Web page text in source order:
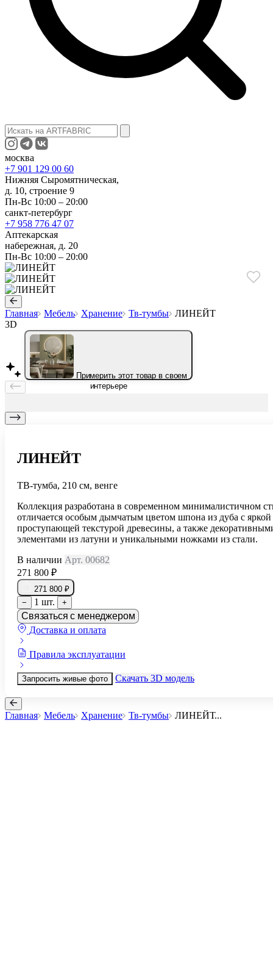
москва
+7 901 129 00 60
Нижняя Сыромятническая,
д. 10, строение 9
Пн-Вс 10:00 – 20:00
санкт-петербург
+7 958 776 47 07
Аптекарская
набережная, д. 20
Пн-Вс 10:00 – 20:00
Главная Мебель Хранение Тв-тумбы ЛИНЕЙТ
3D
Примерить этот товар в своем
интерьере
ЛИНЕЙТ
ТВ-тумба, 210 см, венге
Коллекция разработана в современном минималистичном
отличается особым дымчатым цветом шпона из дуба с яркой
проступающей текстурой древесины, а также
элементами из латуни и уникальными ножками из стали.
В наличии Арт. 00682
271 800 ₽
271 800 ₽
−
1 шт. +
Связаться с менеджером
Доставка и оплата
Правила эксплуатации
Запросить живые фото Скачать 3D модель
Главная Мебель Хранение Тв-тумбы ЛИНЕЙТ...